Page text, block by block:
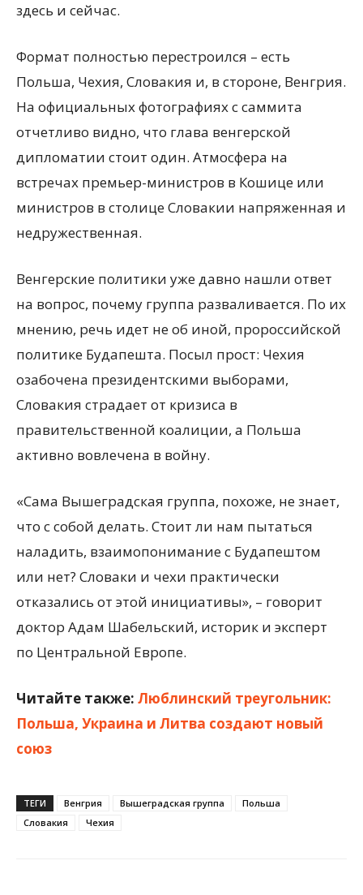
здесь и сейчас.
Формат полностью перестроился – есть
Польша, Чехия, Словакия и, в стороне, Венгрия.
На официальных фотографиях с саммита
отчетливо видно, что глава венгерской
дипломатии стоит один. Атмосфера на
встречах премьер-министров в Кошице или
министров в столице Словакии напряженная и
недружественная.
Венгерские политики уже давно нашли ответ
на вопрос, почему группа разваливается. По их
мнению, речь идет не об иной, пророссийской
политике Будапешта. Посыл прост: Чехия
озабочена президентскими выборами,
Словакия страдает от кризиса в
правительственной коалиции, а Польша
активно вовлечена в войну.
«Сама Вышеградская группа, похоже, не знает,
что с собой делать. Стоит ли нам пытаться
наладить, взаимопонимание с Будапештом
или нет? Словаки и чехи практически
отказались от этой инициативы», – говорит
доктор Адам Шабельский, историк и эксперт
по Центральной Европе.
Читайте также: Люблинский треугольник:
Польша, Украина и Литва создают новый
союз
ТЕГИ Венгрия Вышеградская группа
Польша
Словакия
Чехия